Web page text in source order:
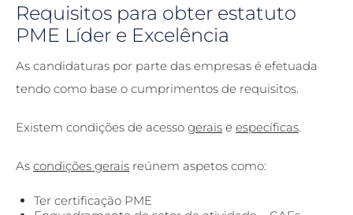
Requisitos para obter estatuto
PME Líder e Excelência
As candidaturas por parte das empresas é efetuada
tendo como base o cumprimentos de requisitos.
Existem condições de acesso gerais e específicas.
As condições gerais reúnem aspetos como:
Ter certificação PME